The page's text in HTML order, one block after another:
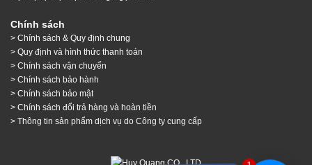
Chính sách
> Chính sách & Quy định chung
> Quy định và hình thức thanh toán
> Chính sách vận chuyển
> Chính sách bảo hành
> Chính sách bảo mật
> Chính sách đổi trả hàng và hoàn tiền
> Thông tin sản phẩm dịch vụ do Công ty cung cấp